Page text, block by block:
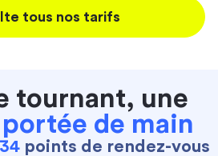
tous nos tarifs
tournant, une
portée de main
points de rendez-vous